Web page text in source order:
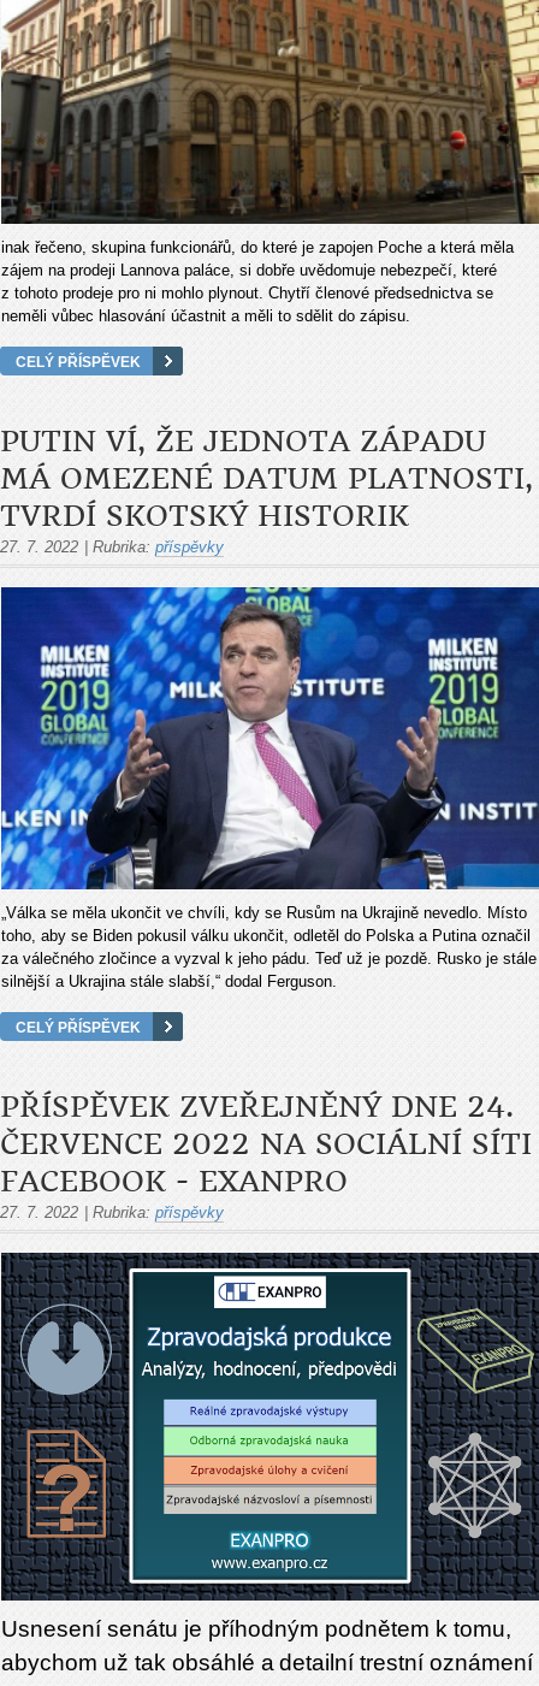
inak řečeno, skupina funkcionářů, do které je zapojen Poche a která měla
zájem na prodeji Lannova paláce, si dobře uvědomuje nebezpečí, které
z tohoto prodeje pro ni mohlo plynout. Chytří členové předsednictva se
neměli vůbec hlasování účastnit a měli to sdělit do zápisu.
CELÝ PŘÍSPĚVEK
PUTIN VÍ, ŽE JEDNOTA ZÁPADU
MÁ OMEZENÉ DATUM PLATNOSTI,
TVRDÍ SKOTSKÝ HISTORIK
27. 7. 2022 | Rubrika: příspěvky
„Válka se měla ukončit ve chvíli, kdy se Rusům na Ukrajině nevedlo. Místo
toho, aby se Biden pokusil válku ukončit, odletěl do Polska a Putina označil
za válečného zločince a vyzval k jeho pádu. Teď už je pozdě. Rusko je stále
silnější a Ukrajina stále slabší,“ dodal Ferguson.
CELÝ PŘÍSPĚVEK
PŘÍSPĚVEK ZVEŘEJNĚNÝ DNE 24.
ČERVENCE 2022 NA SOCIÁLNÍ SÍTI
FACEBOOK - EXANPRO
27. 7. 2022 Rubrika: příspěvky
Usnesení senátu je příhodným podnětem k tomu,
abychom už tak obsáhlé a detailní trestní oznámení